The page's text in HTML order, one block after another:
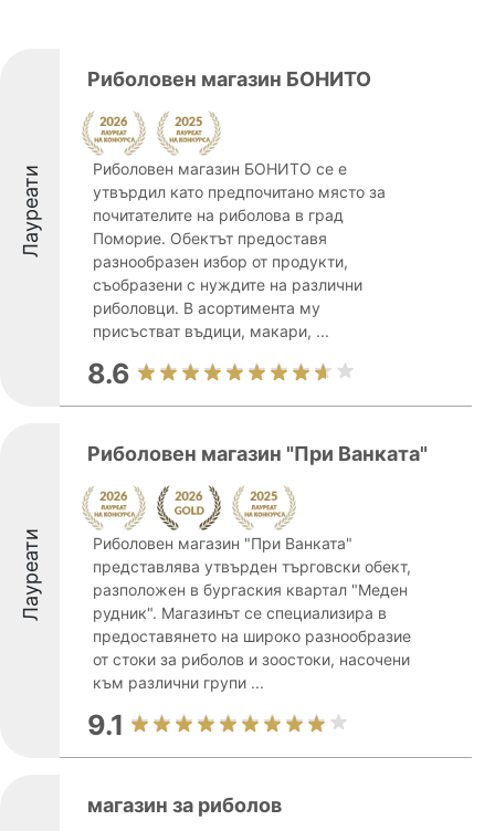
Лауреати
Риболовен магазин БОНИТО
Риболовен магазин БОНИТО се е
утвърдил като предпочитано място за
почитателите на риболова в град
Поморие. Обектът предоставя
разнообразен избор от продукти,
съобразени с нуждите на различни
риболовци. В асортимента му
присъстват въдици, макари, ...
8.6
Лауреати
Риболовен магазин "При Ванката"
Риболовен магазин "При Ванката"
представлява утвърден търговски обект,
разположен в бургаския квартал "Меден
рудник". Магазинът се специализира в
предоставянето на широко разнообразие
от стоки за риболов и зоостоки, насочени
към различни групи ...
9.1
магазин за риболов